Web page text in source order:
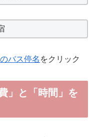
バス停名 をクリック
」と「時間」を